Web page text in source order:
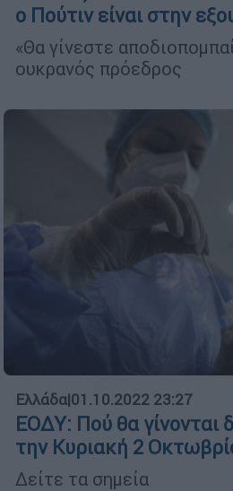
ο Πούτιν είναι στην
«Θα γίνεστε
ουκρανός πρόεδρος
Ελλάδα|01.10.2022 23:27
ΕΟΔΥ: Πού θα
την Κυριακή 2
Δείτε τα σημεία